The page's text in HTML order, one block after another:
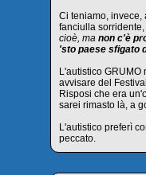
Ci teniamo, invece,
fanciulla
cioè, ma non c'è
'sto paese sfigato
L'autistico GRUMO
avvisare del
Risposi che era
sarei rimasto là, a
L'autistico preferì
peccato.